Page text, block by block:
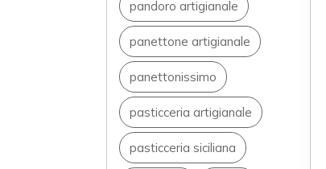
pandoro artigianale
panettone artigianale
panettonissimo
pasticceria artigianale
pasticceria siciliana